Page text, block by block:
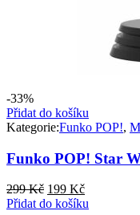
-33%
Přidat do košíku
Kategorie:Funko POP!,
Funko POP! Star
299Kč Původní
cena
199 KčAktuální
cena
Přidat do košíku